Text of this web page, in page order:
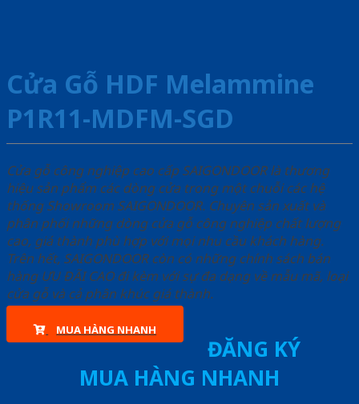
Cửa Gỗ HDF Melammine
P1R11-MDFM-SGD
Cửa gỗ công nghiệp cao cấp SAIGONDOOR là thương
hiệu sản phẩm các dòng cửa trong một chuỗi các hệ
thống Showroom SAIGONDOOR. Chuyên sản xuất và
phân phối những dòng cửa gỗ công nghiệp chất lượng
cao, giá thành phù hợp với mọi nhu cầu khách hàng.
Trên hết, SAIGONDOOR còn có những chính sách bán
hàng ƯU ĐÃI CAO đi kèm với sự đa dạng về mẫu mã, loại
cửa gỗ và cả phân khúc giá thành.
MUA HÀNG NHANH
ĐĂNG KÝ
MUA HÀNG NHANH